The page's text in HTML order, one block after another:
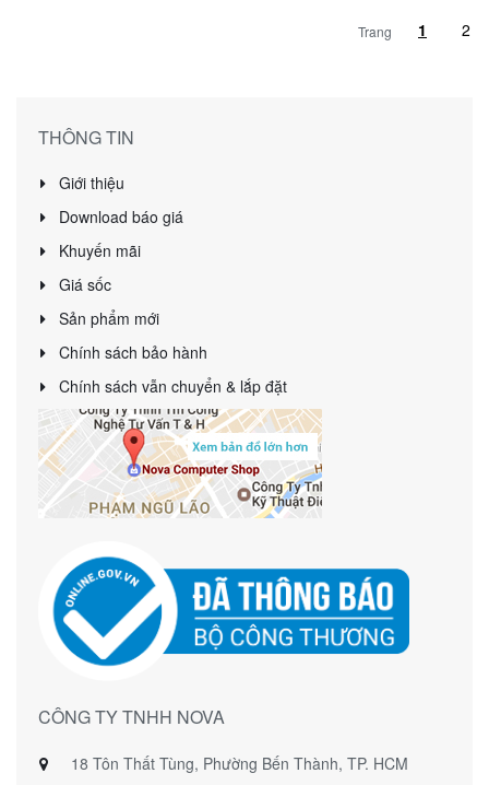
Trang
THÔNG TIN
Giới thiệu
Download báo giá
Khuyến mãi
Giá sốc
Sản phẩm mới
Chính sách bảo hành
Chính sách vẫn chuyển & lắp đặt
CÔNG TY TNHH NOVA
18 Tôn Thất Tùng, Phường Bến Thành, TP. HCM